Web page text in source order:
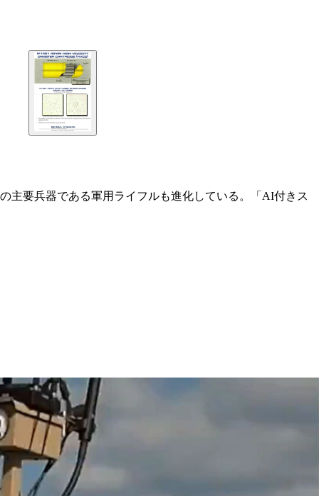
主要兵器である軍用ライフルも進化している。「AI付きス